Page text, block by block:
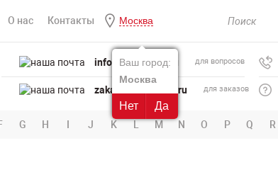
О нас Контакты Москва
Ваш город:
Москва
Нет Да
info@powertool.ru для вопросов
zakaz@powertool.ru для заказов
G H I J K L M N O P Q R